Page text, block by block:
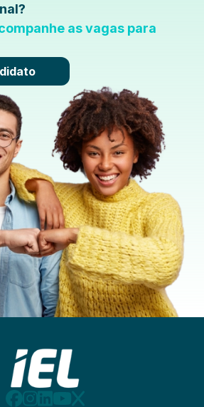
as vagas para